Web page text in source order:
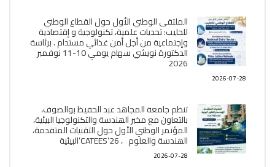
الملتقى الوطني الأول حول القطاع الوطني
للحليب: تحديات علمية، تكنولوجية و إقتصادية
وإجتماعية من أجل أمن غذائي مستدام . برئاسة
الدكتورة نويشي سهام يومي 10-11 نوفمبر
2026
2026-07-28
تنظم جامعة المجاهد عبد الحفيظ بوالصوف،
بالتعاون مع مخبر الھندسة والتكنولوجيا البیئیة،
المؤتمر الوطني الأول حول التقنيات المتقدمة،
الھندسة والعلوم ، CATEES’26’البیئية
2026-07-28